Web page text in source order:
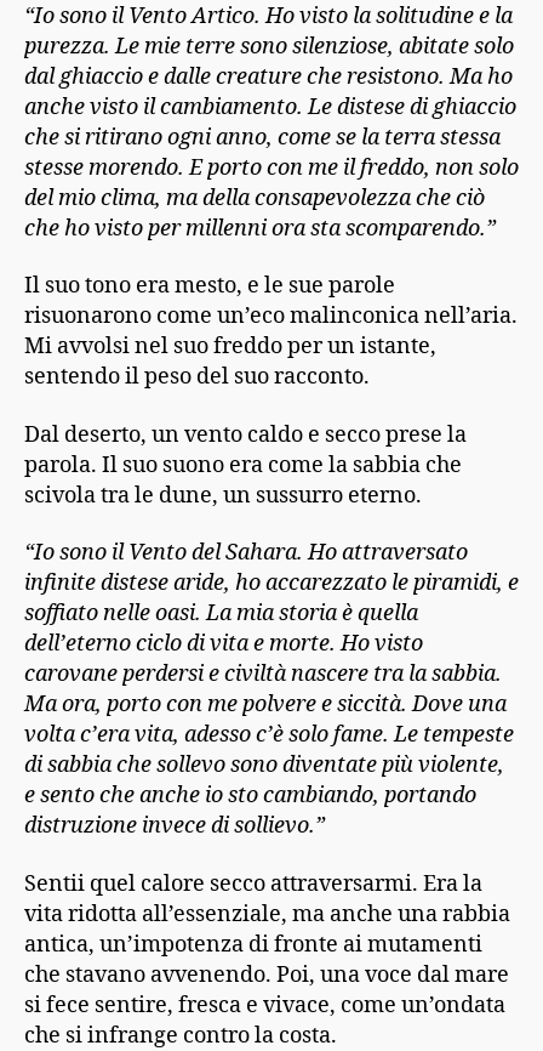
“Io sono il Vento Artico. Ho visto la solitudine e la
purezza. Le mie terre sono silenziose, abitate solo
dal ghiaccio e dalle creature che resistono. Ma ho
anche visto il cambiamento. Le distese di ghiaccio
che si ritirano ogni anno, come se la terra stessa
stesse morendo. E porto con me il freddo, non solo
del mio clima, ma della consapevolezza che ciò
che ho visto per millenni ora sta scomparendo.”
Il suo tono era mesto, e le sue parole
risuonarono come un’eco malinconica nell’aria.
Mi avvolsi nel suo freddo per un istante,
sentendo il peso del suo racconto.
Dal deserto, un vento caldo e secco prese la
parola. Il suo suono era come la sabbia che
scivola tra le dune, un sussurro eterno.
“Io sono il Vento del Sahara. Ho attraversato
infinite distese aride, ho accarezzato le piramidi, e
soffiato nelle oasi. La mia storia è quella
dell’eterno ciclo di vita e morte. Ho visto
carovane perdersi e civiltà nascere tra la sabbia.
Ma ora, porto con me polvere e siccità. Dove una
volta c’era vita, adesso c’è solo fame. Le tempeste
di sabbia che sollevo sono diventate più violente,
e sento che anche io sto cambiando, portando
distruzione invece di sollievo.”
Sentii quel calore secco attraversarmi. Era la
vita ridotta all’essenziale, ma anche una rabbia
antica, un’impotenza di fronte ai mutamenti
che stavano avvenendo. Poi, una voce dal mare
si fece sentire, fresca e vivace, come un’ondata
che si infrange contro la costa.